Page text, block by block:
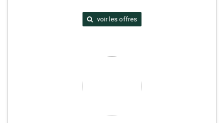
voir les offres